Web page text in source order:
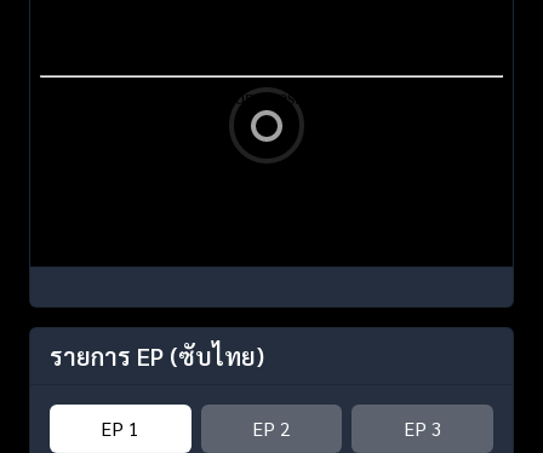
รายการ EP (ซับไทย)
EP 1 EP 2 EP 3